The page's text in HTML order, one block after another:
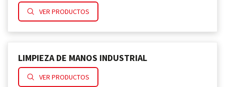
VER PRODUCTOS
LIMPIEZA DE MANOS INDUSTRIAL
VER PRODUCTOS